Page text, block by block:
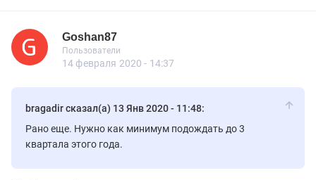
Goshan87
Goshan87
Пользователи
Новичок
Пользователи
7 сообщений
14 февраля 2020 - 14:37
bragadir сказал(а) 13 Янв 2020 - 11:48:
Рано еще. Нужно как минимум подождать до 3
квартала этого года.